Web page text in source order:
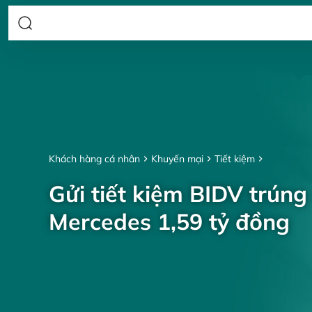
Khách hàng cá nhân Khuyến mại Tiết kiệm
Gửi tiết kiệm BIDV
Mercedes 1,59 tỷ đồng